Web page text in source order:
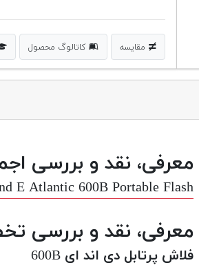
مقایسه کاتالوگ محصول
معرفی، نقد و بررسی
E Atlantic 600B Portable Flash
معرفی، نقد و بررسی
فلاش پرتابل دی اند ای 600B